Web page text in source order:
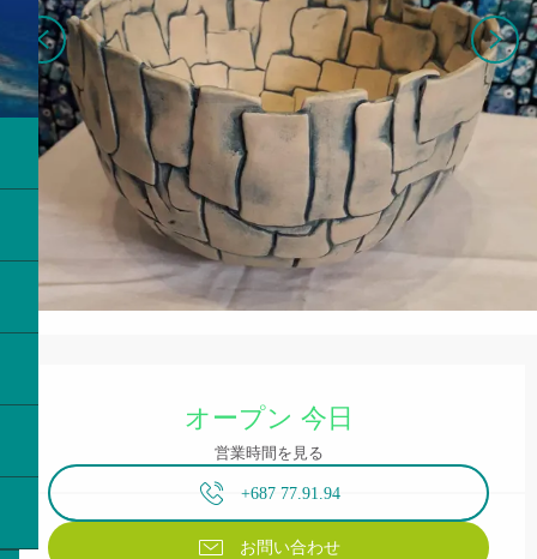
オープン 今日
営業時間を見る
+687 77.91.94
お問い合わせ